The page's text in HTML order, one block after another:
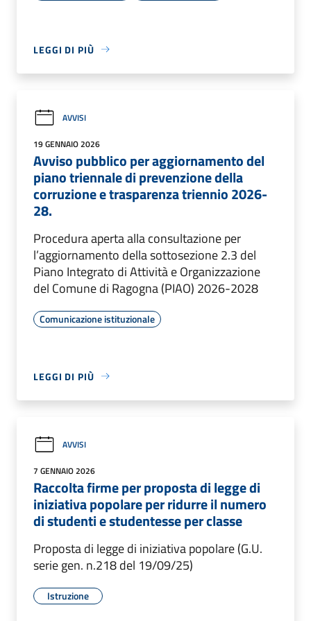
LEGGI DI PIÙ
AVVISI
19 GENNAIO 2026
Avviso pubblico per aggiornamento del
piano triennale di prevenzione della
corruzione e trasparenza triennio 2026-
28.
Procedura aperta alla consultazione per
l’aggiornamento della sottosezione 2.3 del
Piano Integrato di Attività e Organizzazione
del Comune di Ragogna (PIAO) 2026-2028
Comunicazione istituzionale
LEGGI DI PIÙ
AVVISI
7 GENNAIO 2026
Raccolta firme per proposta di legge di
iniziativa popolare per ridurre il numero
di studenti e studentesse per classe
Proposta di legge di iniziativa popolare (G.U.
serie gen. n.218 del 19/09/25)
Istruzione